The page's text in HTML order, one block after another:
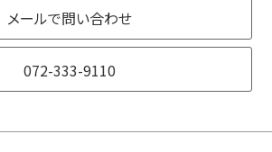
メールで問い合わせ
072-333-9110